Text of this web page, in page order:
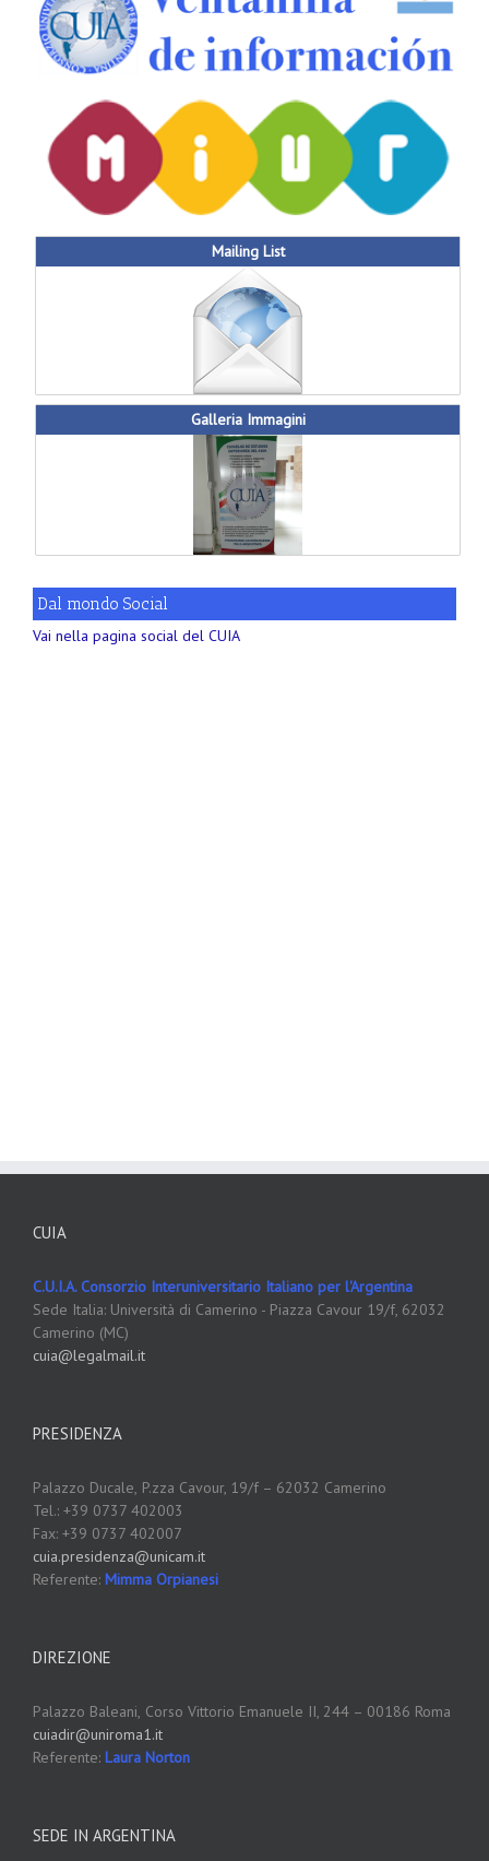
Mailing List
Galleria Immagini
Dal mondo Social
Vai nella pagina social del CUIA
CUIA
C.U.I.A. Consorzio Interuniversitario Italiano per l'Argentina
Sede Italia: Università di Camerino - Piazza Cavour 19/f, 62032
Camerino (MC)
cuia@legalmail.it
PRESIDENZA
Palazzo Ducale, P.zza Cavour, 19/f – 62032 Camerino
Tel.: +39 0737 402003
Fax: +39 0737 402007
cuia.presidenza@unicam.it
Referente: Mimma Orpianesi
DIREZIONE
Palazzo Baleani, Corso Vittorio Emanuele II, 244 – 00186 Roma
cuiadir@uniroma1.it
Referente: Laura Norton
SEDE IN ARGENTINA